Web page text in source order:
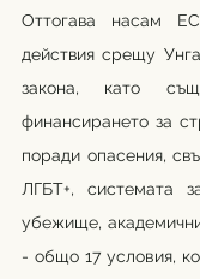
Оттогава насам
действия срещу
закона, като
финансирането за
поради опасения,
ЛГБТ+, системата
убежище,
- общо 17 условия,